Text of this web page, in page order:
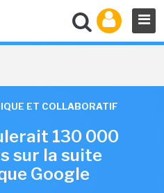
ET COLLABORATIF
130 000
sur la suite
Google